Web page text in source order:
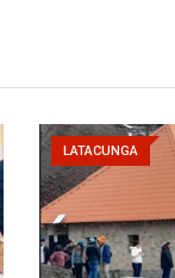
LATACUNGA